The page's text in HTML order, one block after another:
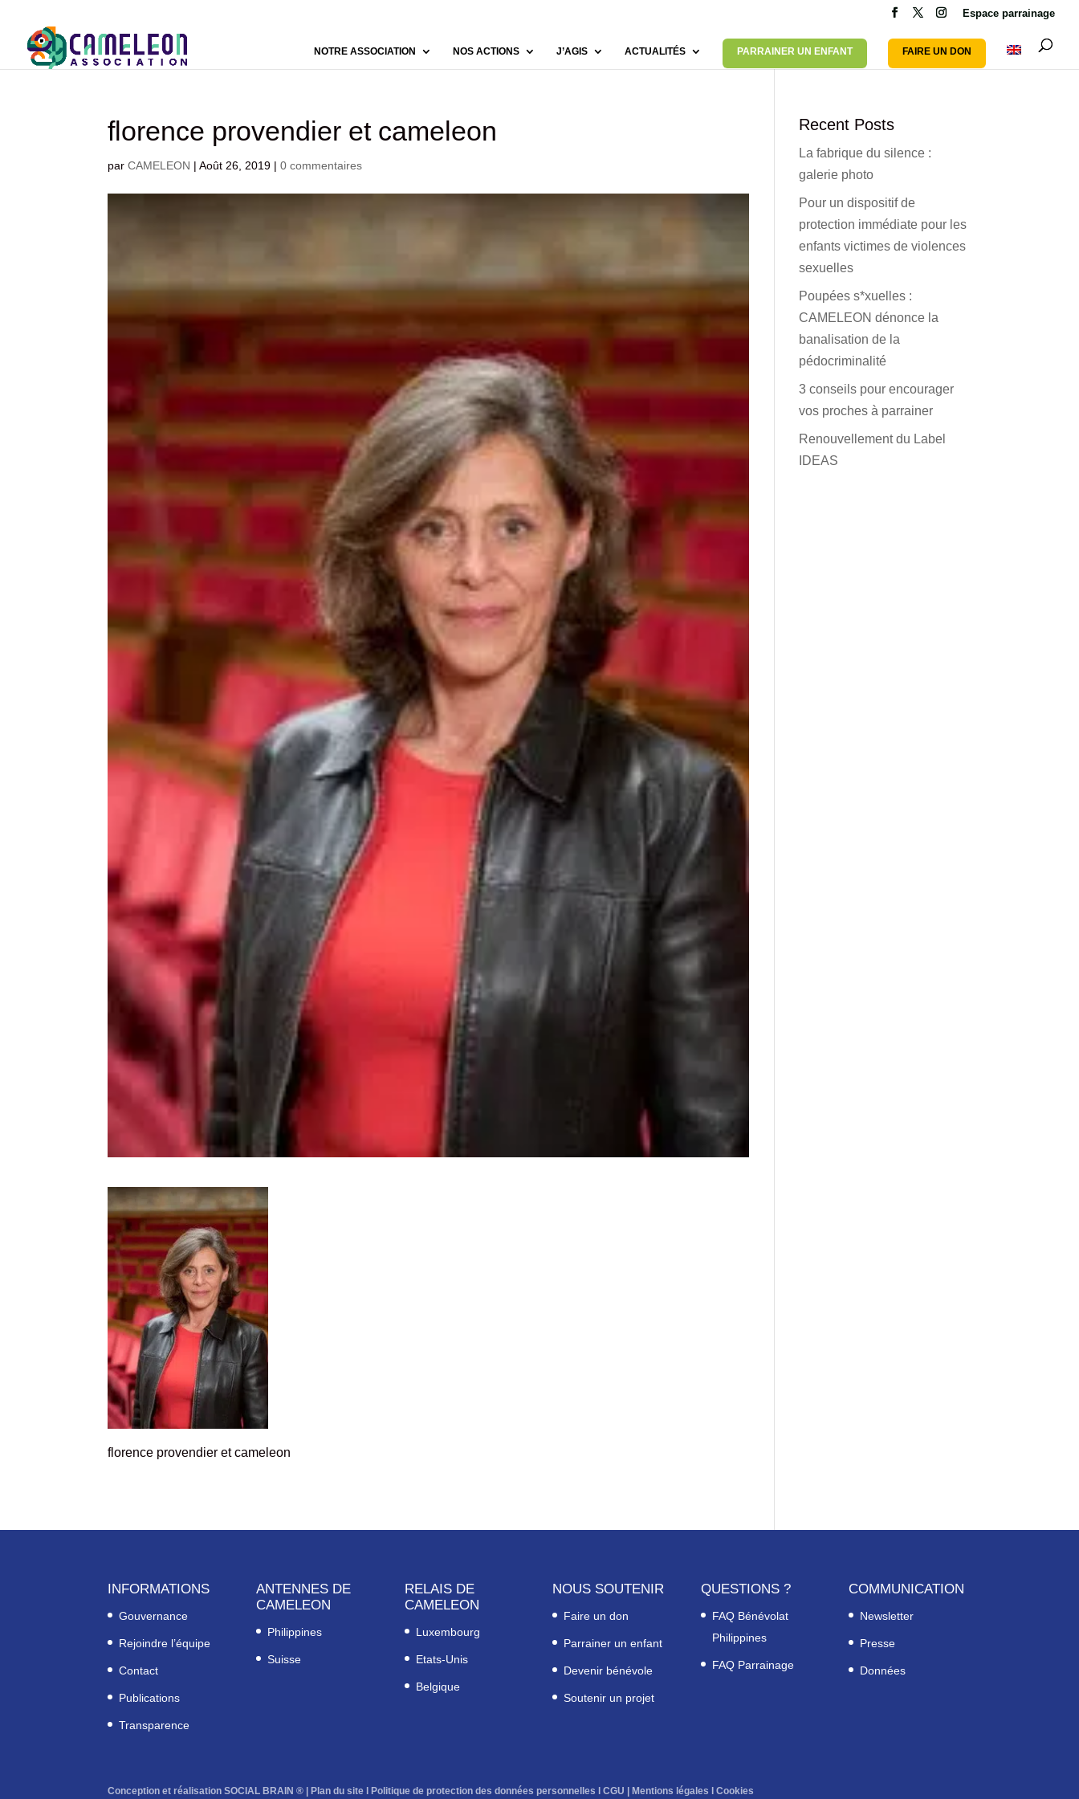
Espace parrainage
NOTRE ASSOCIATION NOS ACTIONS J’AGIS ACTUALITÉS PARRAINER UN ENFANT FAIRE UN DON
florence provendier et cameleon
parCAMELEON |Août 26, 2019 |0 commentaires
florence provendier et cameleon
Recent Posts
La fabrique du silence :
galerie photo
Pour un dispositif de
protection immédiate pour les
enfants victimes de violences
sexuelles
Poupées s*xuelles :
CAMELEON dénonce la
banalisation de la
pédocriminalité
3 conseils pour encourager
vos proches à parrainer
Renouvellement du Label
IDEAS
INFORMATIONS
Gouvernance
Rejoindre l’équipe
Contact
Publications
Transparence
ANTENNES DE
CAMELEON
Philippines
Suisse
RELAIS DE
CAMELEON
Luxembourg
Etats-Unis
Belgique
NOUS SOUTENIR
Faire un don
Parrainer un enfant
Devenir bénévole
Soutenir un projet
QUESTIONS ?
FAQ Bénévolat
Philippines
FAQ Parrainage
COMMUNICATION
Newsletter
Presse
Données
Conception et réalisation SOCIAL BRAIN ® |Plan du site lPolitique de protection des données personnelles lCGU |Mentions légales lCookies